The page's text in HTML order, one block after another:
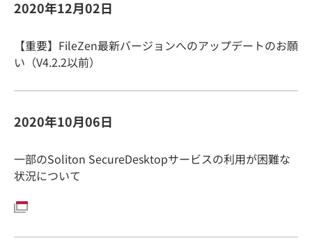
2020年12月02日
【重要】FileZen最新バージョンへのアップデートのお願
い（V4.2.2以前）
2020年10月06日
一部のSoliton SecureDesktopサービスの利用が困難な
状況について